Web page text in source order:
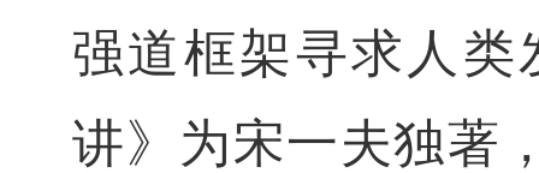
强道框架寻求人
讲》为宋一夫独著